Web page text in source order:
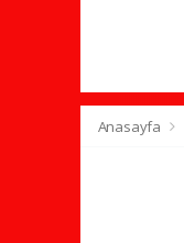
Anasayfa